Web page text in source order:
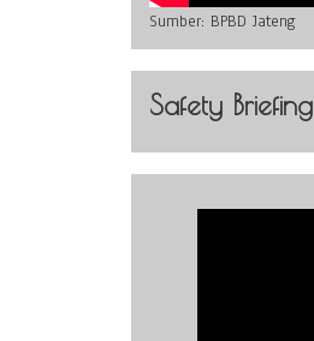
Sumber: BPBD Jateng
Safety Briefing